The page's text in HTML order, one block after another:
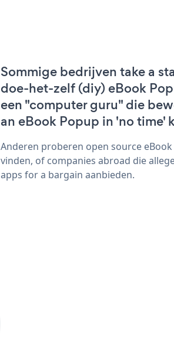
Sommige bedrijven take a
doe-het-zelf (diy) eBook
een "computer guru" die
an eBook Popup in 'no time'
Anderen proberen open source
vinden, of companies abroad die
apps for a bargain aanbieden.